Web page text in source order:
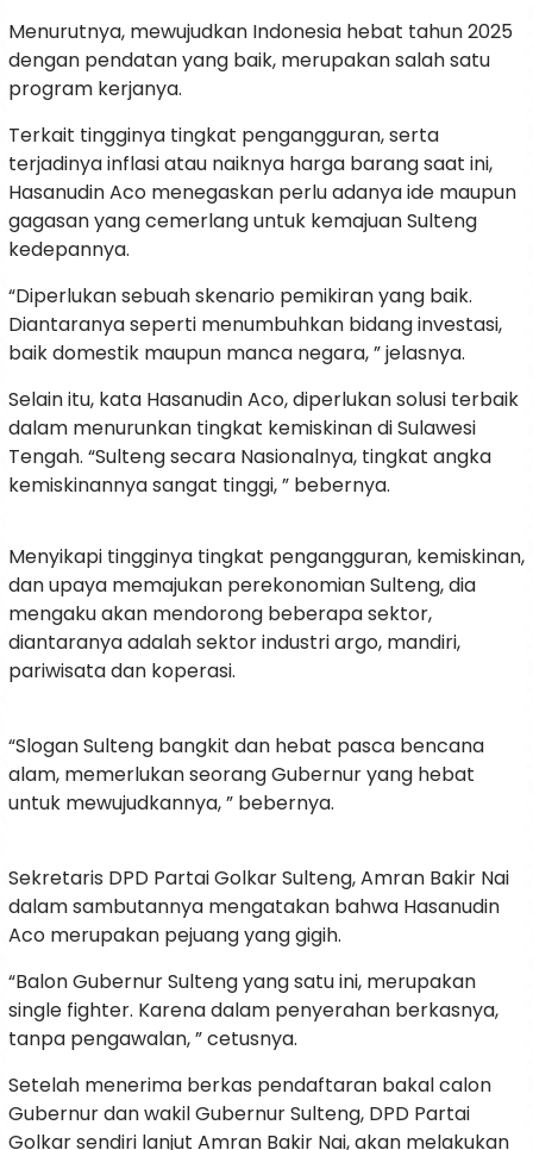
Menurutnya, mewujudkan Indonesia hebat tahun 2025
dengan pendatan yang baik, merupakan salah satu
program kerjanya.
Terkait tingginya tingkat pengangguran, serta
terjadinya inflasi atau naiknya harga barang saat ini,
Hasanudin Aco menegaskan perlu adanya ide maupun
gagasan yang cemerlang untuk kemajuan Sulteng
kedepannya.
“Diperlukan sebuah skenario pemikiran yang baik.
Diantaranya seperti menumbuhkan bidang investasi,
baik domestik maupun manca negara, ” jelasnya.
Selain itu, kata Hasanudin Aco, diperlukan solusi terbaik
dalam menurunkan tingkat kemiskinan di Sulawesi
Tengah. “Sulteng secara Nasionalnya, tingkat angka
kemiskinannya sangat tinggi, ” bebernya.
Menyikapi tingginya tingkat pengangguran, kemiskinan,
dan upaya memajukan perekonomian Sulteng, dia
mengaku akan mendorong beberapa sektor,
diantaranya adalah sektor industri argo, mandiri,
pariwisata dan koperasi.
“Slogan Sulteng bangkit dan hebat pasca bencana
alam, memerlukan seorang Gubernur yang hebat
untuk mewujudkannya, ” bebernya.
Sekretaris DPD Partai Golkar Sulteng, Amran Bakir Nai
dalam sambutannya mengatakan bahwa Hasanudin
Aco merupakan pejuang yang gigih.
“Balon Gubernur Sulteng yang satu ini, merupakan
single fighter. Karena dalam penyerahan berkasnya,
tanpa pengawalan, ” cetusnya.
Setelah menerima berkas pendaftaran bakal calon
Gubernur dan wakil Gubernur Sulteng, DPD Partai
Golkar sendiri lanjut Amran Bakir Nai, akan melakukan